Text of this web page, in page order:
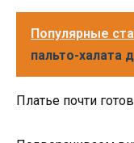
Популярные
пальто-халата
Платье почти